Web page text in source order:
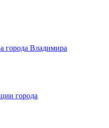
города Владимира
города